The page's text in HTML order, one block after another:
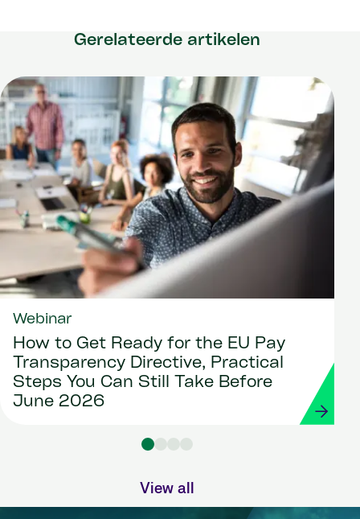
Gerelateerde artikelen
Webinar
How to Get Ready for the EU Pay
Transparency Directive, Practical
Steps You Can Still Take Before
June 2026
View all